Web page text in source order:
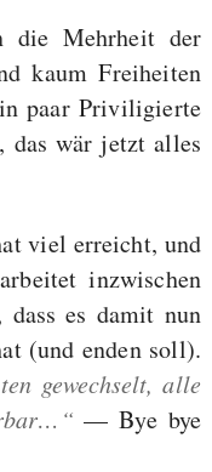
die Mehrheit der
kaum Freiheiten
paar Priviligierte
das wär jetzt alles
viel erreicht, und
inzwischen
es damit nun
(und enden soll).
gewechselt, alle
— Bye bye
trifft der
lest die
in Gentoo
neu: Beiträge
in
Welt